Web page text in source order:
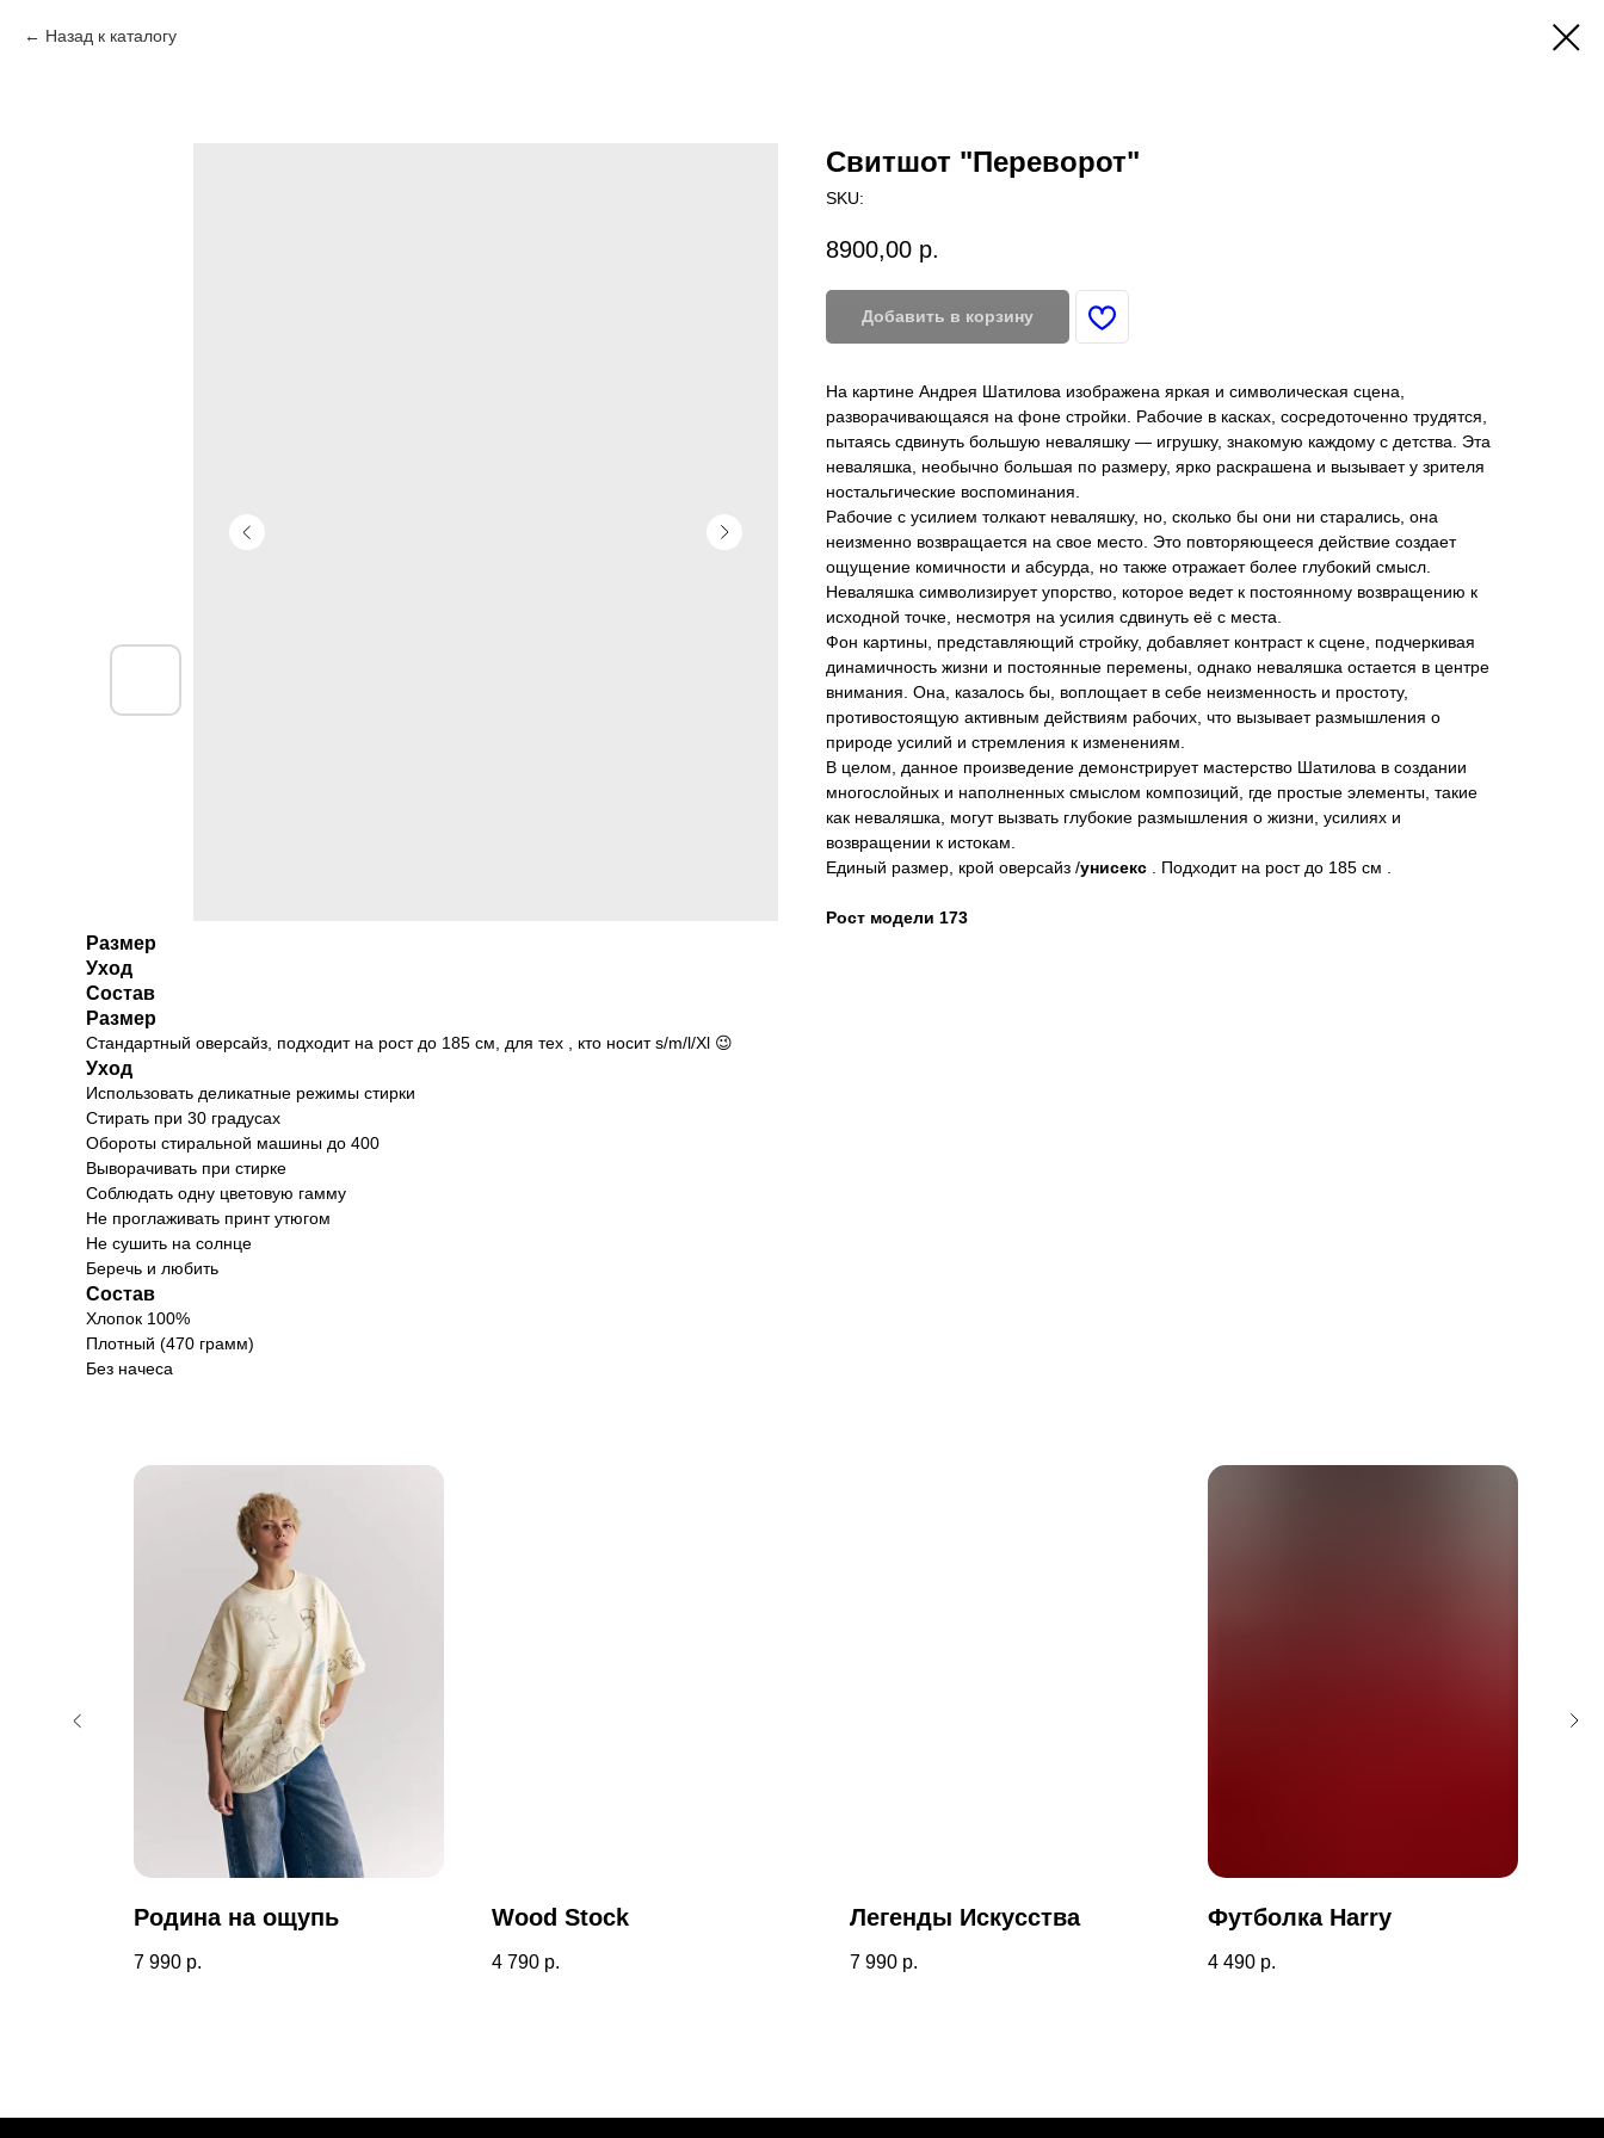
Назад к каталогу
Свитшот "Переворот"
SKU:
8900,00 р.
Добавить в корзину
На картине Андрея Шатилова изображена яркая и символическая сцена,
разворачивающаяся на фоне стройки. Рабочие в касках, сосредоточенно трудятся,
пытаясь сдвинуть большую неваляшку — игрушку, знакомую каждому с детства. Эта
неваляшка, необычно большая по размеру, ярко раскрашена и вызывает у зрителя
ностальгические воспоминания.
Рабочие с усилием толкают неваляшку, но, сколько бы они ни старались, она
неизменно возвращается на свое место. Это повторяющееся действие создает
ощущение комичности и абсурда, но также отражает более глубокий смысл.
Неваляшка символизирует упорство, которое ведет к постоянному возвращению к
исходной точке, несмотря на усилия сдвинуть её с места.
Фон картины, представляющий стройку, добавляет контраст к сцене, подчеркивая
динамичность жизни и постоянные перемены, однако неваляшка остается в центре
внимания. Она, казалось бы, воплощает в себе неизменность и простоту,
противостоящую активным действиям рабочих, что вызывает размышления о
природе усилий и стремления к изменениям.
В целом, данное произведение демонстрирует мастерство Шатилова в создании
многослойных и наполненных смыслом композиций, где простые элементы, такие
как неваляшка, могут вызвать глубокие размышления о жизни, усилиях и
возвращении к истокам.
Единый размер, крой оверсайз /унисекс . Подходит на рост до 185 см .
Рост модели 173
Размер
Уход
Состав
Размер
Стандартный оверсайз, подходит на рост до 185 см, для тех , кто носит s/m/l/Xl 😉
Уход
Использовать деликатные режимы стирки
Стирать при 30 градусах
Обороты стиральной машины до 400
Выворачивать при стирке
Соблюдать одну цветовую гамму
Не проглаживать принт утюгом
Не сушить на солнце
Беречь и любить
Состав
Хлопок 100%
Плотный (470 грамм)
Без начеса
Родина на ощупь
7 990 р.
Wood Stock
4 790 р.
Легенды Искусства
7 990 р.
Футболка Harry
4 490 р.